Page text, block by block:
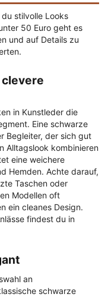
stilvolle Looks
50 Euro geht es
und auf Details zu
clevere
in Kunstleder die
Eine schwarze
Begleiter, der sich gut
Alltagslook kombinieren
eine weichere
Hemden. Achte darauf,
Taschen oder
Modellen oft
ein cleanes Design.
findest du in
an
schwarze